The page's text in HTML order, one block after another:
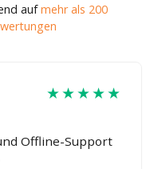
aufmehr als 200
★★★★★
Offline-Support